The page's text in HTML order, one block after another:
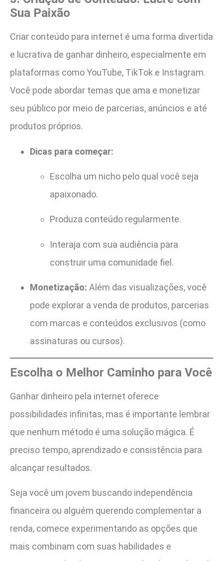
Sua Paixão
Criar conteúdo para internet é uma forma divertida
e lucrativa de ganhar dinheiro, especialmente em
plataformas como YouTube, TikTok e Instagram.
Você pode abordar temas que ama e monetizar
seu público por meio de parcerias, anúncios e até
produtos próprios.
Dicas para começar:
Escolha um nicho pelo qual você seja
apaixonado.
Produza conteúdo regularmente.
Interaja com sua audiência para
construir uma comunidade fiel.
Monetização: Além das visualizações, você
pode explorar a venda de produtos, parcerias
com marcas e conteúdos exclusivos (como
assinaturas ou cursos).
Escolha o Melhor Caminho para Você
Ganhar dinheiro pela internet oferece
possibilidades infinitas, mas é importante lembrar
que nenhum método é uma solução mágica. É
preciso tempo, aprendizado e consistência para
alcançar resultados.
Seja você um jovem buscando independência
financeira ou alguém querendo complementar a
renda, comece experimentando as opções que
mais combinam com suas habilidades e